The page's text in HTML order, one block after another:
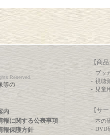
Reserved.
等の
内
報に関する公表事項
報保護方針
【商
ブッ
視聴
児童
【サ
本の
DVD